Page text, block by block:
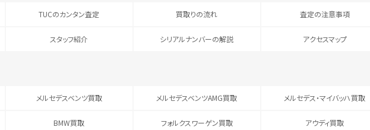
TUCのカンタン査定 買取りの流れ 査定の注意事項
スタッフ紹介 シリアルナンバーの解説 アクセスマップ
メルセデスベンツ買取 メルセデスベンツAMG買取 メルセデス・マイバッハ買取
BMW買取 フォルクスワーゲン買取 アウディ買取